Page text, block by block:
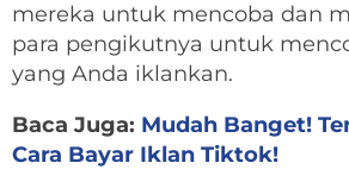
mereka untuk mencoba dan
para pengikutnya untuk
yang Anda iklankan.
Baca Juga: Mudah Banget!
Cara Bayar Iklan Tiktok!